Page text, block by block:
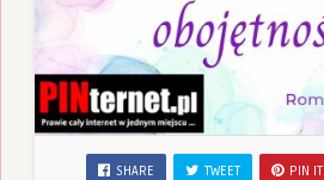
SHARE TWEET PIN IT